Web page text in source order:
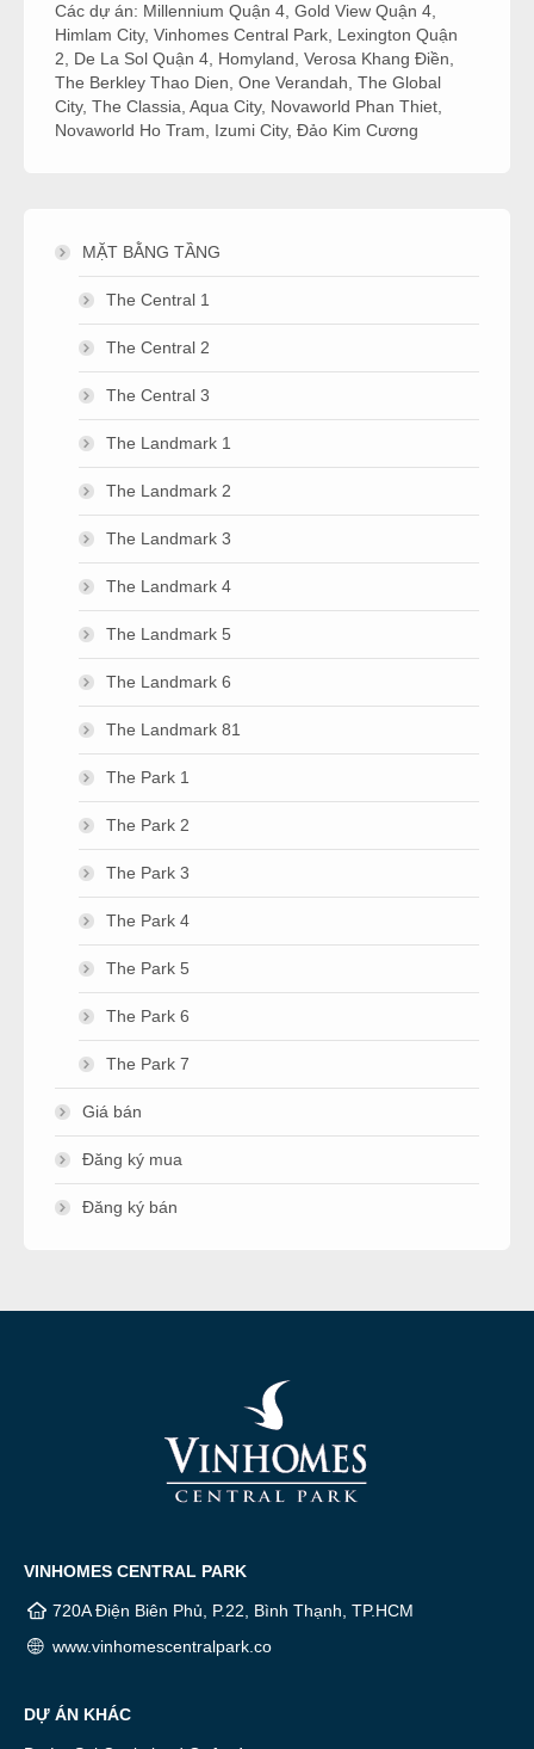
Các dự án: Millennium Quận 4 Gold View Quận 4
Himlam City, Vinhomes Central Park Lexington Quận
2
De La Sol Quận 4 Homyland Verosa Khang Điền
The Berkley Thao Dien One Verandah The Global
City, The Classia Aqua City, Novaworld Phan Thiet
Novaworld Ho Tram
Izumi City, Đảo Kim Cương
MẶT BẰNG TẦNG
The Central 1
The Central 2
The Central 3
The Landmark 1
The Landmark 2
The Landmark 3
The Landmark 4
The Landmark 5
The Landmark 6
The Landmark 81
The Park 1
The Park 2
The Park 3
The Park 4
The Park 5
The Park 6
The Park 7
Giá bán
Đăng ký mua
Đăng ký bán
VINHOMES CENTRAL PARK
720A Điện Biên Phủ, P.22, Bình Thạnh, TP.HCM
www.vinhomescentralpark.co
DỰ ÁN KHÁC